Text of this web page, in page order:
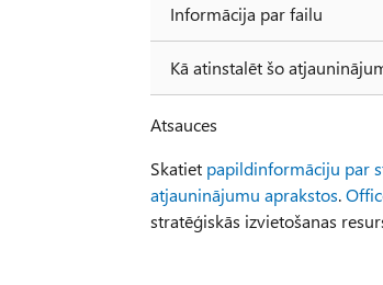
Informācija par failu
Kā atinstalēt šo
Atsauces
Skatiet papildinformāciju par
atjauninājumu aprakstos.
stratēģiskās izvietošanas